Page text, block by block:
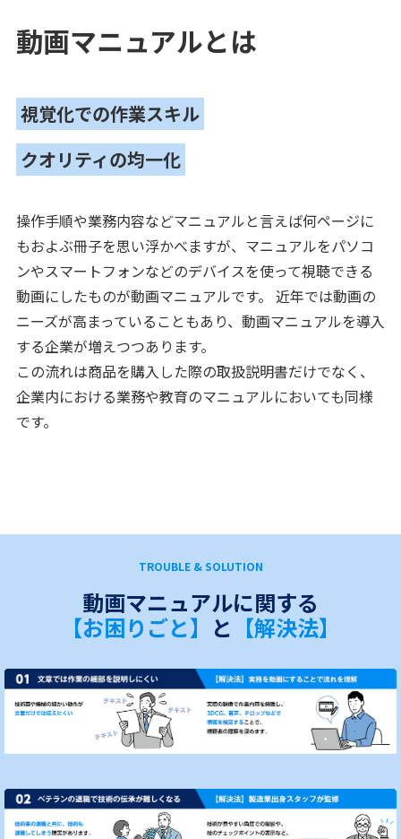
動画マニュアルとは
視覚化での作業スキル
クオリティの均一化
操作手順や業務内容などマニュアルと言えば何ページに
もおよぶ冊子を思い浮かべますが、マニュアルをパソコ
ンやスマートフォンなどのデバイスを使って視聴できる
動画にしたものが動画マニュアルです。 近年では動画の
ニーズが高まっていることもあり、動画マニュアルを導入
する企業が増えつつあります。
この流れは商品を購入した際の取扱説明書だけでなく、
企業内における業務や教育のマニュアルにおいても同様
です。
TROUBLE & SOLUTION
動画マニュアルに関する
【お困りごと】 と 【解決法】